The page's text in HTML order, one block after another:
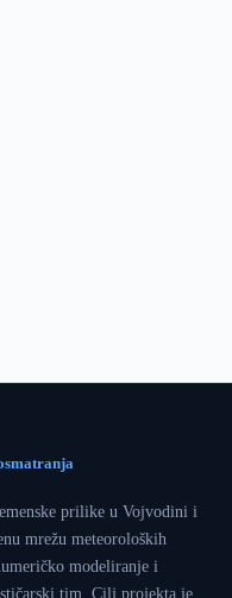
prilike u Vojvodini i
mrežu meteoroloških
modeliranje i
tim. Cilj projekta je